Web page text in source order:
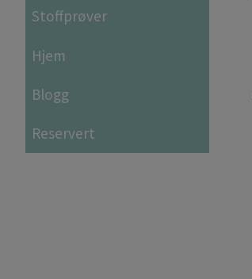
Stoffprøver
Hjem
Blogg
Reservert